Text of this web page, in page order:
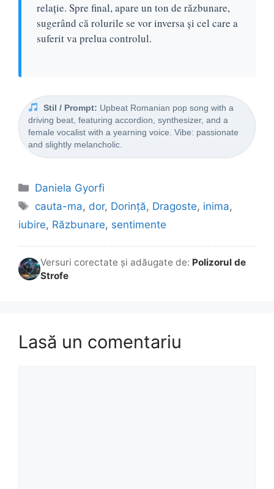
relație. Spre final, apare un ton de răzbunare,
sugerând că rolurile se vor inversa și cel care a
suferit va prelua controlul.
Stil / Prompt: Upbeat Romanian pop song with a
driving beat, featuring accordion, synthesizer, and a
female vocalist with a yearning voice. Vibe: passionate
and slightly melancholic.
Categorii
Daniela Gyorfi
Etichete
cauta-ma, dor, Dorință, Dragoste, inima,
iubire, Răzbunare, sentimente
Versuri corectate și adăugate de: Polizorul de
Strofe
Lasă un comentariu